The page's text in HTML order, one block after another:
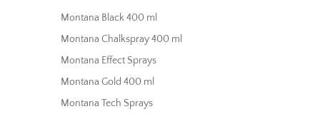
Montana Black 400 ml
Montana Chalkspray 400 ml
Montana Effect Sprays
Montana Gold 400 ml
Montana Tech Sprays